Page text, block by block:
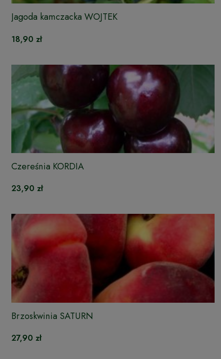
Jagoda kamczacka WOJTEK
18,90 zł
Czereśnia KORDIA
23,90 zł
Brzoskwinia SATURN
27,90 zł